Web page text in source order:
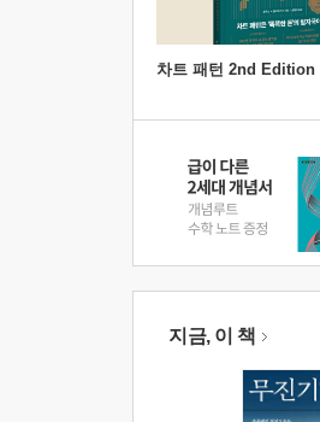
차트 패턴 2nd Edition
지금, 이 책